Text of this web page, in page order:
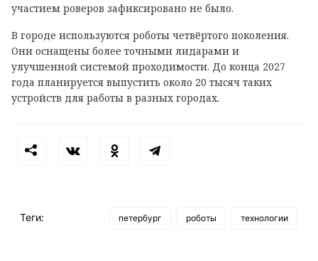
участием роверов зафиксировано не было.
В городе используются роботы четвёртого поколения.
Они оснащены более точными лидарами и
улучшенной системой проходимости. До конца 2027
года планируется выпустить около 20 тысяч таких
устройств для работы в разных городах.
Теги: петербург роботы технологии